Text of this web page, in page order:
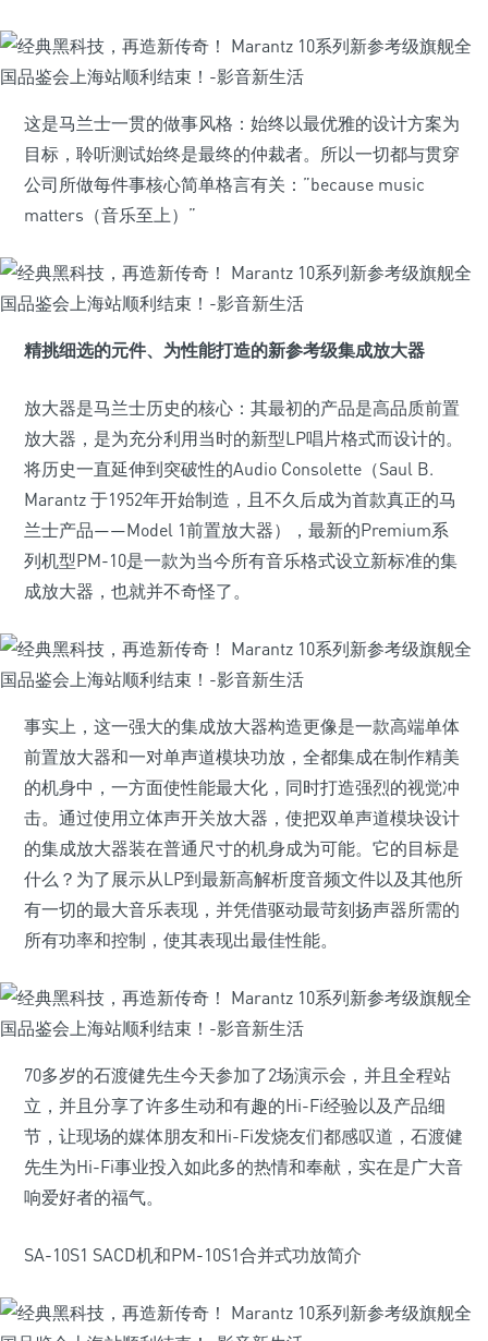
这是马兰士一贯的做事风格：始终以最优雅的设计方案为
目标，聆听测试始终是最终的仲裁者。所以一切都与贯穿
公司所做每件事核心简单格言有关：”because music
matters（音乐至上）”
精挑细选的元件、为性能打造的新参考级集成放大器
放大器是马兰士历史的核心：其最初的产品是高品质前置
放大器，是为充分利用当时的新型LP唱片格式而设计的。
将历史一直延伸到突破性的Audio Consolette（Saul B.
Marantz 于1952年开始制造，且不久后成为首款真正的马
兰士产品——Model 1前置放大器），最新的Premium系
列机型PM-10是一款为当今所有音乐格式设立新标准的集
成放大器，也就并不奇怪了。
事实上，这一强大的集成放大器构造更像是一款高端单体
前置放大器和一对单声道模块功放，全都集成在制作精美
的机身中，一方面使性能最大化，同时打造强烈的视觉冲
击。通过使用立体声开关放大器，使把双单声道模块设计
的集成放大器装在普通尺寸的机身成为可能。它的目标是
什么？为了展示从LP到最新高解析度音频文件以及其他所
有一切的最大音乐表现，并凭借驱动最苛刻扬声器所需的
所有功率和控制，使其表现出最佳性能。
70多岁的石渡健先生今天参加了2场演示会，并且全程站
立，并且分享了许多生动和有趣的Hi-Fi经验以及产品细
节，让现场的媒体朋友和Hi-Fi发烧友们都感叹道，石渡健
先生为Hi-Fi事业投入如此多的热情和奉献，实在是广大音
响爱好者的福气。
SA-10S1 SACD机和PM-10S1合并式功放简介